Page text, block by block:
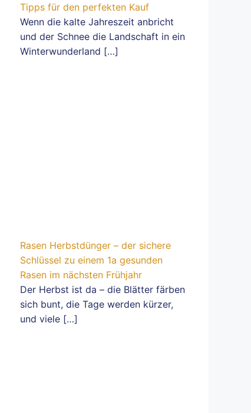
Tipps für den perfekten Kauf
Wenn die kalte Jahreszeit anbricht
und der Schnee die Landschaft in ein
Winterwunderland […]
Rasen Herbstdünger – der sichere
Schlüssel zu einem 1a gesunden
Rasen im nächsten Frühjahr
Der Herbst ist da – die Blätter färben
sich bunt, die Tage werden kürzer,
und viele […]